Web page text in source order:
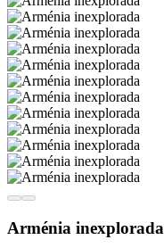
Arménia inexplorada